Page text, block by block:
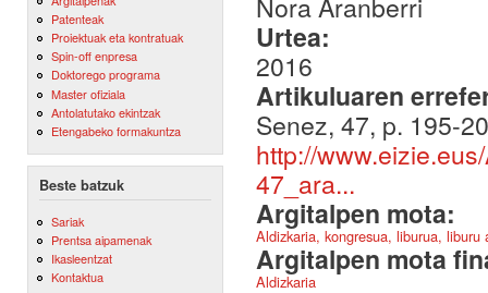
Patenteak
Proiektuak eta kontratuak
Spin-off enpresa
Doktorego programa
Master ofiziala
Antolatutako ekintzak
Etengabeko formakuntza
Beste batzuk
Sariak
Prentsa aipamenak
Ikasleentzat
Kontaktua
Urtea:
2016
Artikuluaren
Senez, 47, p. 195-
http://
47_ara...
Argitalpen mota:
Aldizkaria, kongresua, liburua,
Argitalpen mota
Aldizkaria